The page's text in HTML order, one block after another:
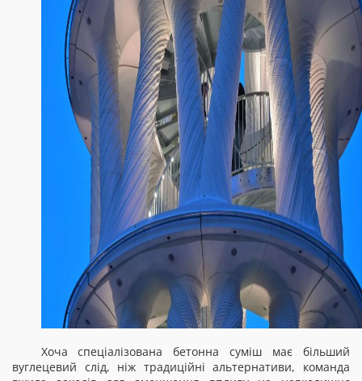
Хоча спеціалізована бетонна суміш має більший
вуглецевий слід, ніж традиційні альтернативи, команда